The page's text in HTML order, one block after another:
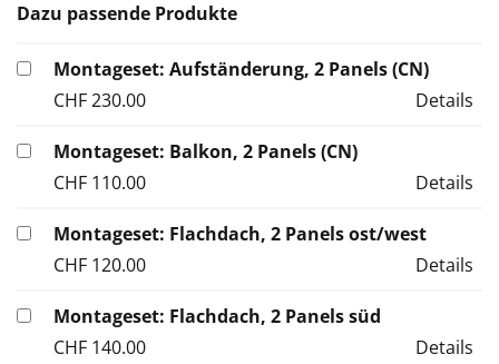
Dazu passende Produkte
Montageset: Aufständerung, 2 Panels (CN)
Details
CHF230.00
Montageset: Balkon, 2 Panels (CN)
Details
CHF 110.00
Montageset: Flachdach, 2 Panels ost/west
Details
CHF 120.00
Montageset: Flachdach, 2 Panels süd
Details
CHF 140.00